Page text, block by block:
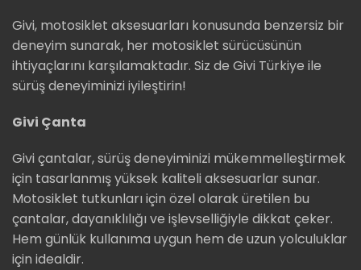
Givi, motosiklet aksesuarları konusunda benzersiz bir
deneyim sunarak, her motosiklet sürücüsünün
ihtiyaçlarını karşılamaktadır. Siz de Givi Türkiye ile
sürüş deneyiminizi iyileştirin!
Givi Çanta
Givi çantalar, sürüş deneyiminizi mükemmelleştirmek
için tasarlanmış yüksek kaliteli aksesuarlar sunar.
Motosiklet tutkunları için özel olarak üretilen bu
çantalar, dayanıklılığı ve işlevselliğiyle dikkat çeker.
Hem günlük kullanıma uygun hem de uzun yolculuklar
için idealdir.